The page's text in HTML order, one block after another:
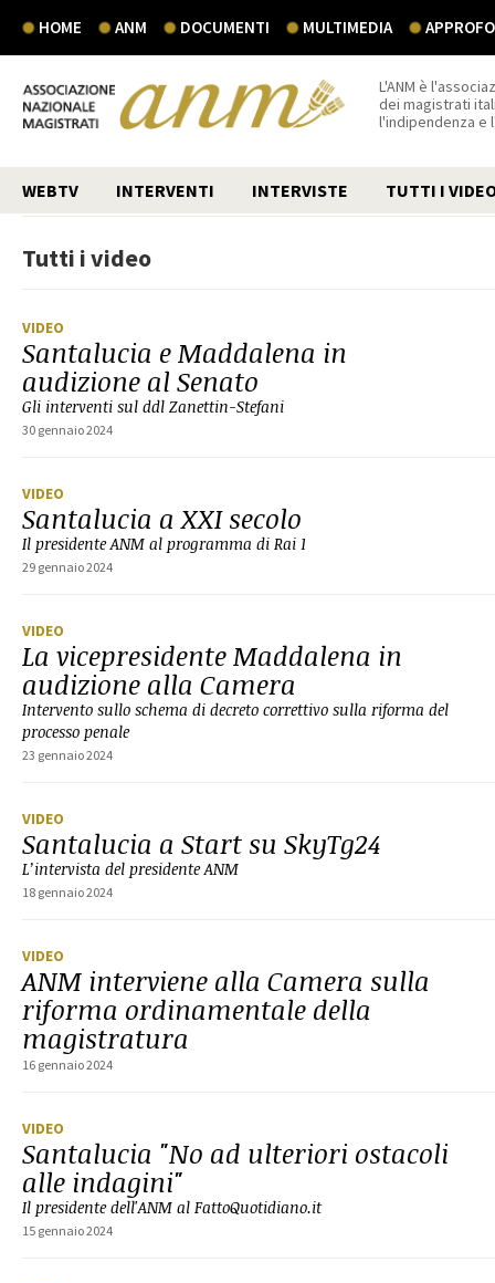
HOME ANM DOCUMENTI MULTIMEDIA
L'ANM è
dei magistrati
l'indipendenza e
WEBTV INTERVENTI INTERVISTE TUTTI I
Tutti i video
VIDEO
Santalucia e Maddalena in
audizione al Senato
Gli interventi sul ddl Zanettin-Stefani
30 gennaio 2024
VIDEO
Santalucia a XXI secolo
Il presidente ANM al programma di Rai 1
29 gennaio 2024
VIDEO
La vicepresidente Maddalena in
audizione alla Camera
Intervento sullo schema di decreto correttivo sulla riforma del
processo penale
23 gennaio 2024
VIDEO
Santalucia a Start su SkyTg24
L’intervista del presidente ANM
18 gennaio 2024
VIDEO
ANM interviene alla Camera sulla
riforma ordinamentale della
magistratura
16 gennaio 2024
VIDEO
Santalucia "No ad ulteriori ostacoli
alle indagini"
Il presidente dell'ANM al FattoQuotidiano.it
15 gennaio 2024